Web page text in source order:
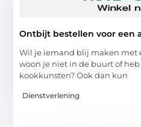
Ontbijt bestellen voor een
Wil je iemand blij maken met
woon je niet in de buurt of
kookkunsten? Ook dan kun
Dienstverlening